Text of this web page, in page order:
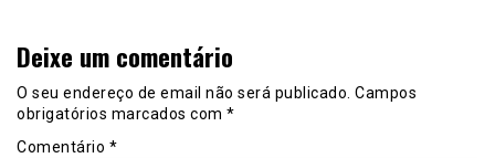
Deixe um comentário
O seu endereço de email não será publicado. Campos
obrigatórios marcados com *
Comentário *